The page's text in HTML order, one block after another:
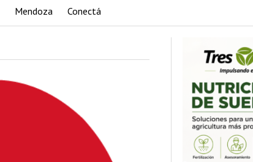
Mendoza Conectá